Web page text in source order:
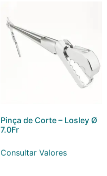
Pinça de Corte – Losley Ø
7.0Fr
Consultar Valores